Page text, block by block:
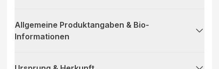
Allgemeine Produktangaben & Bio-
Informationen